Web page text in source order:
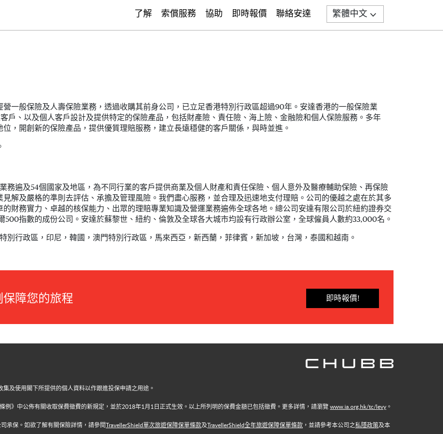
了解 索償服務 協助 即時報價 聯絡安達 繁體中文
一般保險及人壽保險業務，透過收購其前身公司，已立足香港特別行政區超過90年。安達香港的一般保險業
戶、以及個人客戶設計及提供特定的保險產品，包括財產險、責任險、海上險、金融險和個人保險服務。多年
，開創新的保險產品，提供優質理賠服務，建立長遠穩健的客戶關係，與時並進。
務遍及54個國家及地區，為不同行業的客戶提供商業及個人財產和責任保險、個人意外及醫療輔助保險、再保險
解及嚴格的準則去評估、承擔及管理風險。我們盡心服務，並合理及迅速地支付理賠。公司的優越之處在於其多
財務實力、卓越的核保能力、出眾的理賠專業知識及營運業務遍佈全球各地。總公司安達有限公司於紐約證券交
500指數的成份公司。安達於蘇黎世、紐約、倫敦及全球各大城市均設有行政辦公室，全球僱員人數約33,000名。
別行政區，印尼，韓國，澳門特別行政區，馬來西亞，新西蘭，菲律賓，新加坡，台灣，泰國和越南。
障您的旅程 即時報價!
及使用閣下所提供的個人資料以作跟進投保申請之用途。
例》中公佈有關收取保費徵費的新規定，並於2018年1月1日正式生效。以上所列明的保費金額已包括徵費。更多詳情，請瀏覽www.ia.org.hk/tc/levy 。
承保。如欲了解有關保險詳情，請參閱TravellerShield單次旅遊保障保單條款及TravellerShield全年旅遊保障保單條款 ，並請參考本公司之私隱政策及本